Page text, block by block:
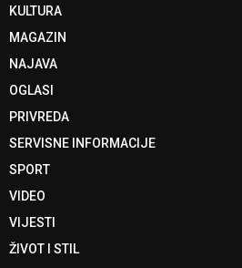
KULTURA
MAGAZIN
NAJAVA
OGLASI
PRIVREDA
SERVISNE INFORMACIJE
SPORT
VIDEO
VIJESTI
ŽIVOT I STIL